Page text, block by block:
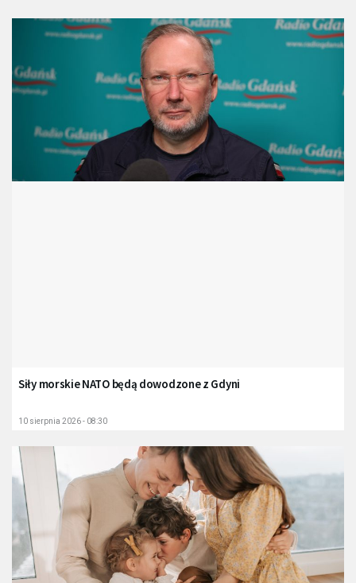
Siły morskie NATO będą dowodzone z Gdyni
10 sierpnia 2026 - 08:30